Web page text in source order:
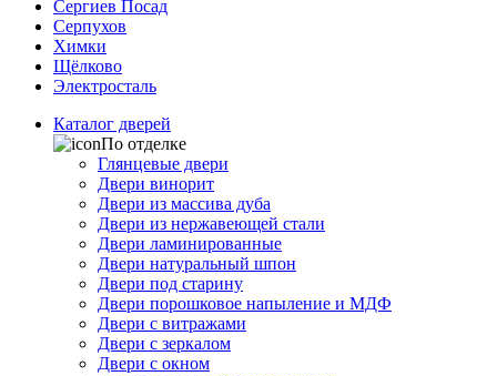
Сергиев Посад
Серпухов
Химки
Щёлково
Электросталь
Каталог дверей
По отделке
Глянцевые двери
Двери винорит
Двери из массива дуба
Двери из нержавеющей стали
Двери ламинированные
Двери натуральный шпон
Двери под старину
Двери порошковое напыление и МДФ
Двери с витражами
Двери с зеркалом
Двери с окном